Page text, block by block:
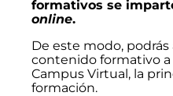
formativos se
online.
De este modo,
contenido formativo
Campus Virtual, la
formación.